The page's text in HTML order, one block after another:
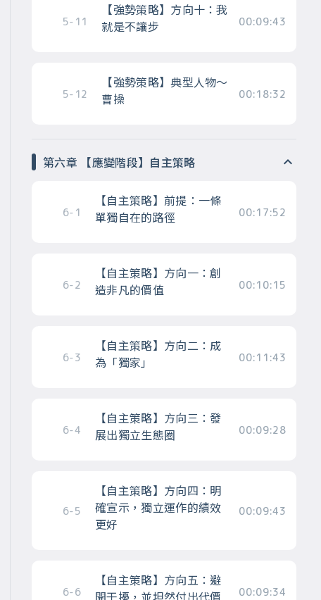
5-11
【強勢策略】方向十：我
就是不讓步
00:09:43
5-12
【強勢策略】典型人物～
曹操
00:18:32
第六章 【應變階段】自主策略
6-1
【自主策略】前提：一條
單獨自在的路徑
00:17:52
6-2
【自主策略】方向一：創
造非凡的價值
00:10:15
6-3
【自主策略】方向二：成
為「獨家」
00:11:43
6-4
【自主策略】方向三：發
展出獨立生態圈
00:09:28
6-5
【自主策略】方向四：明
確宣示，獨立運作的績效
更好
00:09:43
6-6
【自主策略】方向五：避
開干擾，並坦然付出代價
00:09:34